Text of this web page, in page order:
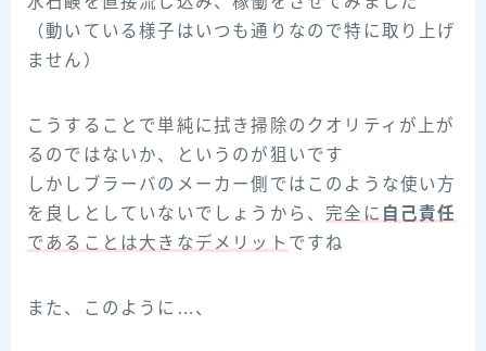
（動いている様子はいつも通りなので特に取り上げ
ません）
こうすることで単純に拭き掃除のクオリティが上が
るのではないか、というのが狙いです
しかしブラーバのメーカー側ではこのような使い方
を良しとしていないでしょうから、 完全に 自己責任
であることは大きなデメリット ですね
また、このように…、